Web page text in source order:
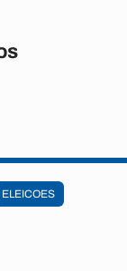
ELEICOES